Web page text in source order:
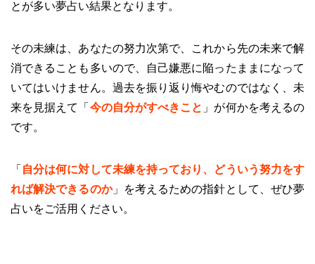
とが多い夢占い結果となります。
その未練は、あなたの努力次第で、これから先の未来で解
消できることも多いので、自己嫌悪に陥ったままになって
いてはいけません。過去を振り返り悔やむのではなく、未
来を見据えて「 今の自分がすべきこと 」が何かを考えるの
です。
「 自分は何に対して未練を持っており、どういう努力をす
れば解決できるのか」を考えるための指針として、ぜひ夢
占いをご活用ください。